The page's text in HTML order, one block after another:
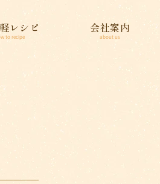
レシピ
to recipe
会社案内
about us